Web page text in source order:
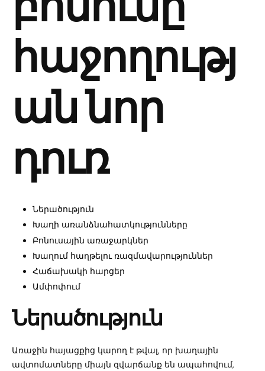
հաջողությ
ան նոր
դուռ
Ներածություն
Խաղի առանձնահատկությունները
Բոնուսային առաջարկներ
Խաղում հաղթելու ռազմավարություններ
Հաճախակի հարցեր
Ամփոփում
Ներածություն
Առաջին հայացքից կարող է թվալ, որ խաղային
ավտոմատները միայն զվարճանք են ապահովում,